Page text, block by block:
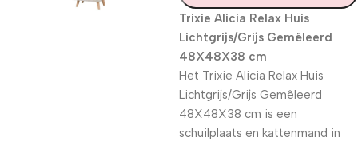
Trixie Alicia Relax Huis
Lichtgrijs/Grijs Gemêleerd
48X48X38 cm
Het Trixie Alicia Relax Huis
Lichtgrijs/Grijs Gemêleerd
48X48X38 cm is een
schuilplaats en kattenmand in